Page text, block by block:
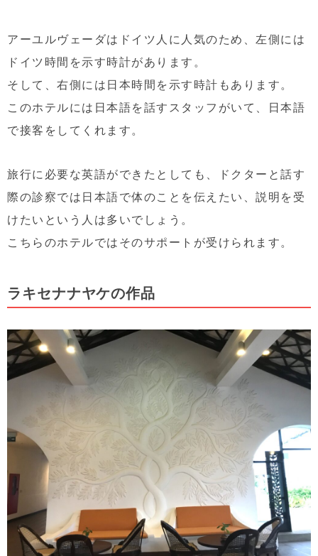
アーユルヴェーダはドイツ人に人気のため、左側には
ドイツ時間を示す時計があります。
そして、右側には日本時間を示す時計もあります。
このホテルには日本語を話すスタッフがいて、日本語
で接客をしてくれます。
旅行に必要な英語ができたとしても、ドクターと話す
際の診察では日本語で体のことを伝えたい、説明を受
けたいという人は多いでしょう。
こちらのホテルではそのサポートが受けられます。
ラキセナナヤケの作品